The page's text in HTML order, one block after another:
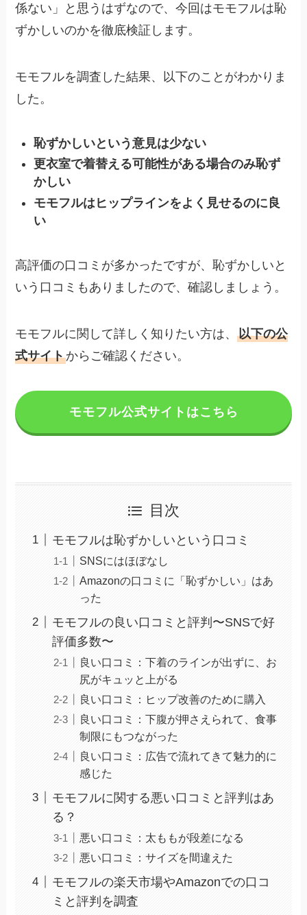
係ない」と思うはずなので、今回はモモフルは恥
ずかしいのかを徹底検証します。
モモフルを調査した結果、以下のことがわかりま
した。
恥ずかしいという意見は少ない
更衣室で着替える可能性がある場合のみ恥ず
かしい
モモフルはヒップラインをよく見せるのに良
い
高評価の口コミが多かったですが、恥ずかしいと
いう口コミもありましたので、確認しましょう。
モモフルに関して詳しく知りたい方は、以下の公
式サイトからご確認ください。
モモフル公式サイトはこちら
目次
モモフルは恥ずかしいという口コミ
SNSにはほぼなし
Amazonの口コミに「恥ずかしい」はあ
った
モモフルの良い口コミと評判〜SNSで好
評価多数〜
良い口コミ：下着のラインが出ずに、お
尻がキュッと上がる
良い口コミ：ヒップ改善のために購入
良い口コミ：下腹が押さえられて、食事
制限にもつながった
良い口コミ：広告で流れてきて魅力的に
感じた
モモフルに関する悪い口コミと評判はあ
る？
悪い口コミ：太ももが段差になる
悪い口コミ：サイズを間違えた
モモフルの楽天市場やAmazonでの口コ
ミと評判を調査